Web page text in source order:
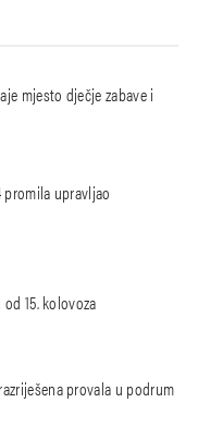
mjesto dječje zabave i
promila upravljao
15. kolovoza
provala u podrum